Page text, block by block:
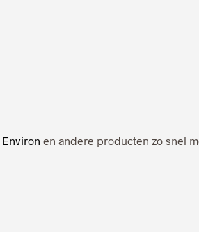
Environ en andere producten zo snel